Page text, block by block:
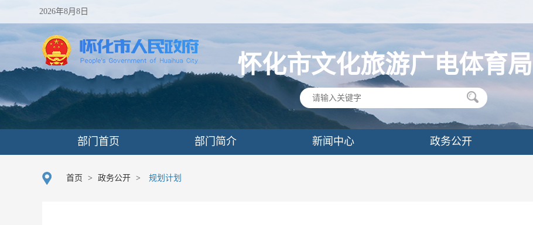
2026年8月8日
怀化市文化旅游广电体育局
部门首页 部门简介 新闻中心 政务公开
首页 > 政务公开 > 规划计划